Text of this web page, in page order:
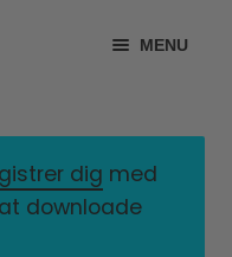
MENU
MENU
dig med
downloade